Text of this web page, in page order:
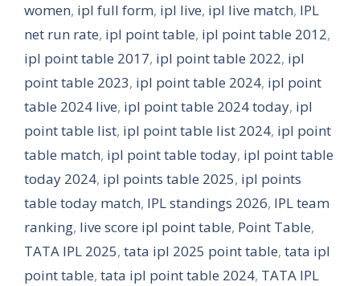
women, ipl full form, ipl live, ipl live match, IPL
net run rate, ipl point table, ipl point table 2012,
ipl point table 2017, ipl point table 2022, ipl
point table 2023, ipl point table 2024, ipl point
table 2024 live, ipl point table 2024 today, ipl
point table list, ipl point table list 2024, ipl point
table match, ipl point table today, ipl point table
today 2024, ipl points table 2025, ipl points
table today match, IPL standings 2026, IPL team
ranking, live score ipl point table, Point Table,
TATA IPL 2025, tata ipl 2025 point table, tata ipl
point table, tata ipl point table 2024, TATA IPL